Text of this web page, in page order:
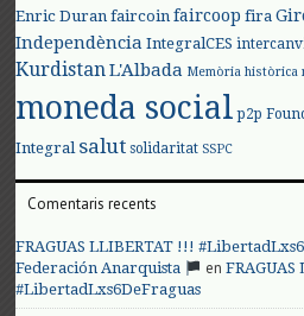
Enric Duran faircoin faircoop fira
Independència IntegralCES
KurdistanL'Albada Memòria històrica
moneda social p2p
Integral salut solidaritat SSPC
Comentaris recents
FRAGUAS LLIBERTAT !!!
Federación Anarquista
en
#LibertadLxs6DeFraguas